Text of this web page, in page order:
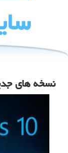
نسخه های